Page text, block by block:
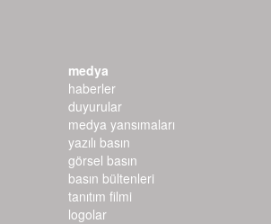
medya
haberler
duyurular
medya yansımaları
yazılı basın
görsel basın
basın bültenleri
tanıtım filmi
logolar